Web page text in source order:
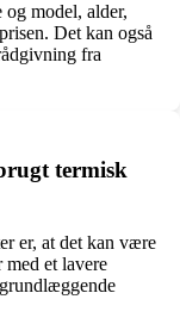
model, alder,
Det kan også
fra
termisk
er, at det kan være
et lavere